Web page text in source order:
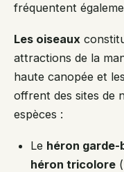
fréquentent
Les oiseaux
attractions de la
haute canopée et
offrent des sites de
espèces :
Le héron
héron tricolore (